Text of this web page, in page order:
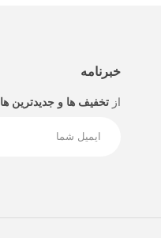
خبرنامه
از تخفیف ها و جدیدترین ها